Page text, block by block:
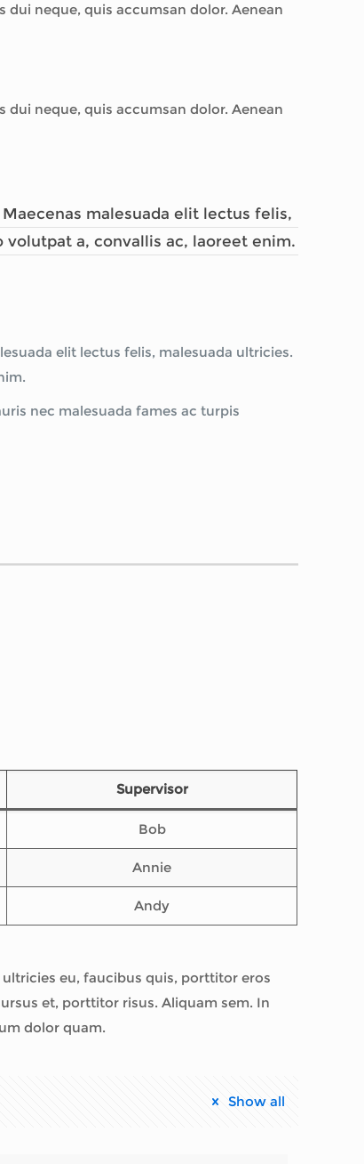
neque, quis accumsan dolor. Aenean
neque, quis accumsan dolor. Aenean
malesuada elit lectus felis,
a, convallis ac, laoreet enim.
elit lectus felis, malesuada ultricies.
nec malesuada fames ac turpis
Supervisor
Bob
Annie
Andy
eu, faucibus quis, porttitor eros
et, porttitor risus. Aliquam sem. In
dolor quam.
Show all